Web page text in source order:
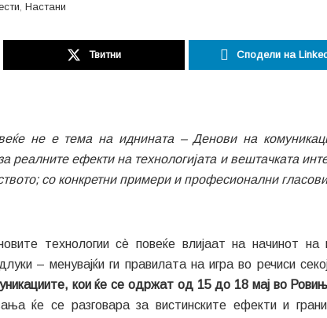
, Настани
Твитни Сподели на
не е тема на иднината – Денови на
реалните ефекти на технологијата и вештачката
со конкретни примери и професионални
технологии сè повеќе влијаат на начинот на
– менувајќи ги правилата на игра во речиси
кои ќе се одржат од 15 до 18 мај во
ќе се разговара за вистинските ефекти и